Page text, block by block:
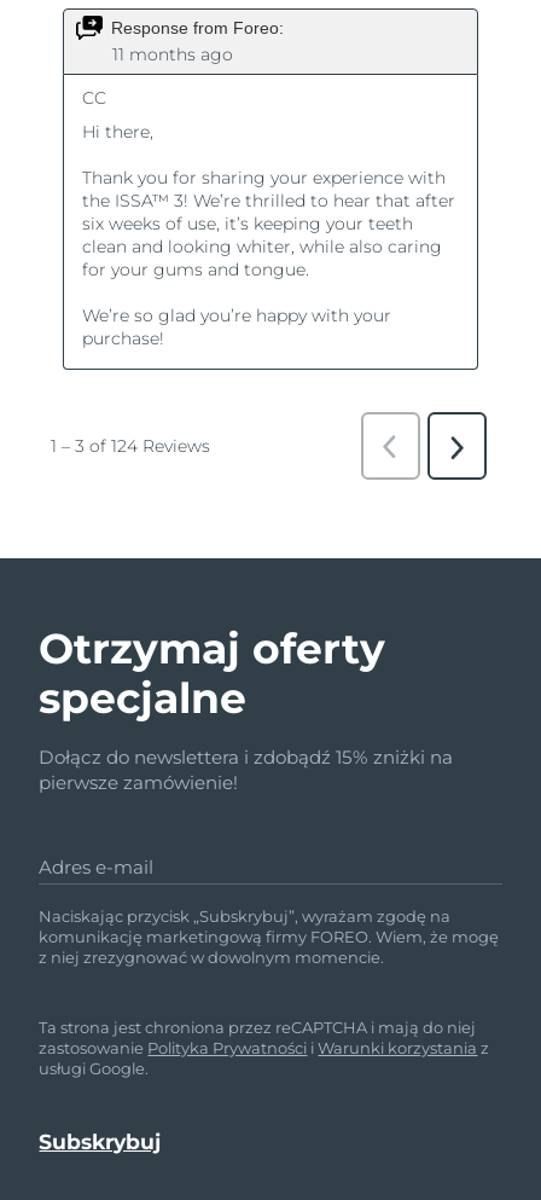
Otrzymaj oferty
specjalne
Dołącz do newslettera i zdobądź 15% zniżki na
pierwsze zamówienie!
Adres e-mail
Naciskając przycisk „Subskrybuj”, wyrażam zgodę na
komunikację marketingową firmy FOREO. Wiem, że mogę
z niej zrezygnować w dowolnym momencie.
Ta strona jest chroniona przez reCAPTCHA i mają do niej
zastosowanie Polityka Prywatności iWarunki korzystania z
usługi Google.